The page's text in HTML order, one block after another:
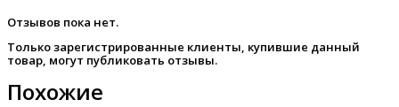
Отзывов пока нет.
Только зарегистрированные клиенты, купившие данный
товар, могут публиковать отзывы.
Похожие